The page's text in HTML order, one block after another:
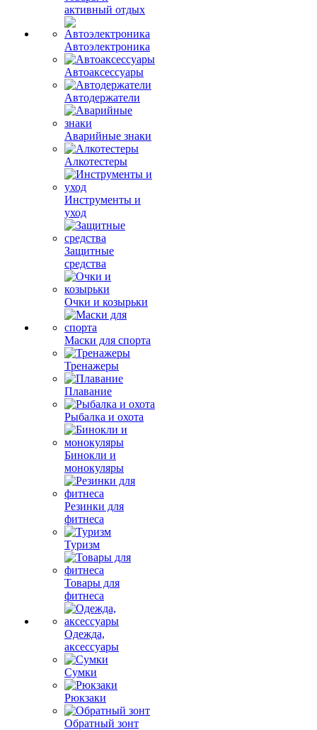
активный отдых
Автоэлектроника
Автоаксессуары
Автодержатели
Аварийные знаки
Алкотестеры
Инструменты и
уход
Защитные
средства
Очки и козырьки
Маски для спорта
Тренажеры
Плавание
Рыбалка и охота
Бинокли и
монокуляры
Резинки для
фитнеса
Туризм
Товары для
фитнеса
Одежда,
аксессуары
Сумки
Рюкзаки
Обратный зонт